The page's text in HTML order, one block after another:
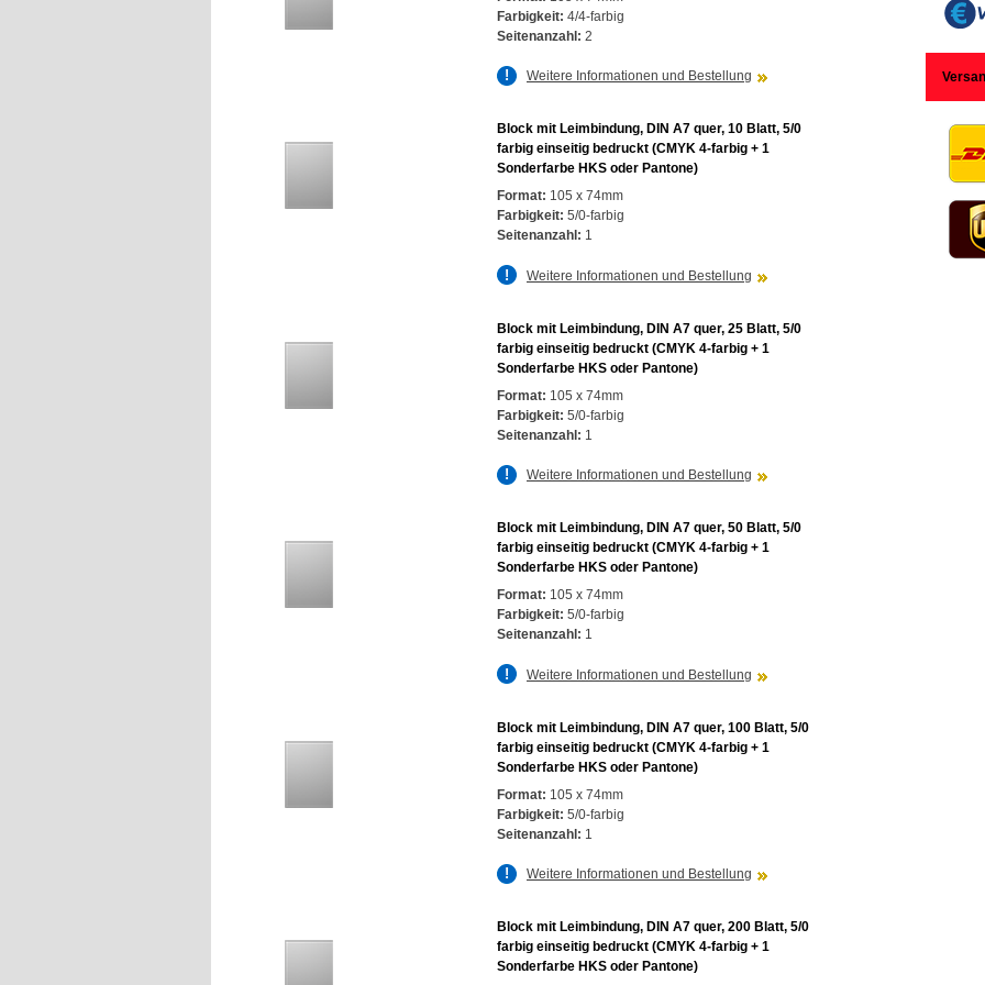
Farbigkeit: 4/4-farbig
Seitenanzahl: 2
Weitere Informationen und Bestellung
Block mit Leimbindung, DIN A7 quer, 10 Blatt, 5/0
farbig einseitig bedruckt (CMYK 4-farbig + 1
Sonderfarbe HKS oder Pantone)
Format: 105 x 74mm
Farbigkeit: 5/0-farbig
Seitenanzahl: 1
Weitere Informationen und Bestellung
Block mit Leimbindung, DIN A7 quer, 25 Blatt, 5/0
farbig einseitig bedruckt (CMYK 4-farbig + 1
Sonderfarbe HKS oder Pantone)
Format: 105 x 74mm
Farbigkeit: 5/0-farbig
Seitenanzahl: 1
Weitere Informationen und Bestellung
Block mit Leimbindung, DIN A7 quer, 50 Blatt, 5/0
farbig einseitig bedruckt (CMYK 4-farbig + 1
Sonderfarbe HKS oder Pantone)
Format: 105 x 74mm
Farbigkeit: 5/0-farbig
Seitenanzahl: 1
Weitere Informationen und Bestellung
Block mit Leimbindung, DIN A7 quer, 100 Blatt, 5/0
farbig einseitig bedruckt (CMYK 4-farbig + 1
Sonderfarbe HKS oder Pantone)
Format: 105 x 74mm
Farbigkeit: 5/0-farbig
Seitenanzahl: 1
Weitere Informationen und Bestellung
Block mit Leimbindung, DIN A7 quer, 200 Blatt, 5/0
farbig einseitig bedruckt (CMYK 4-farbig + 1
Sonderfarbe HKS oder Pantone)